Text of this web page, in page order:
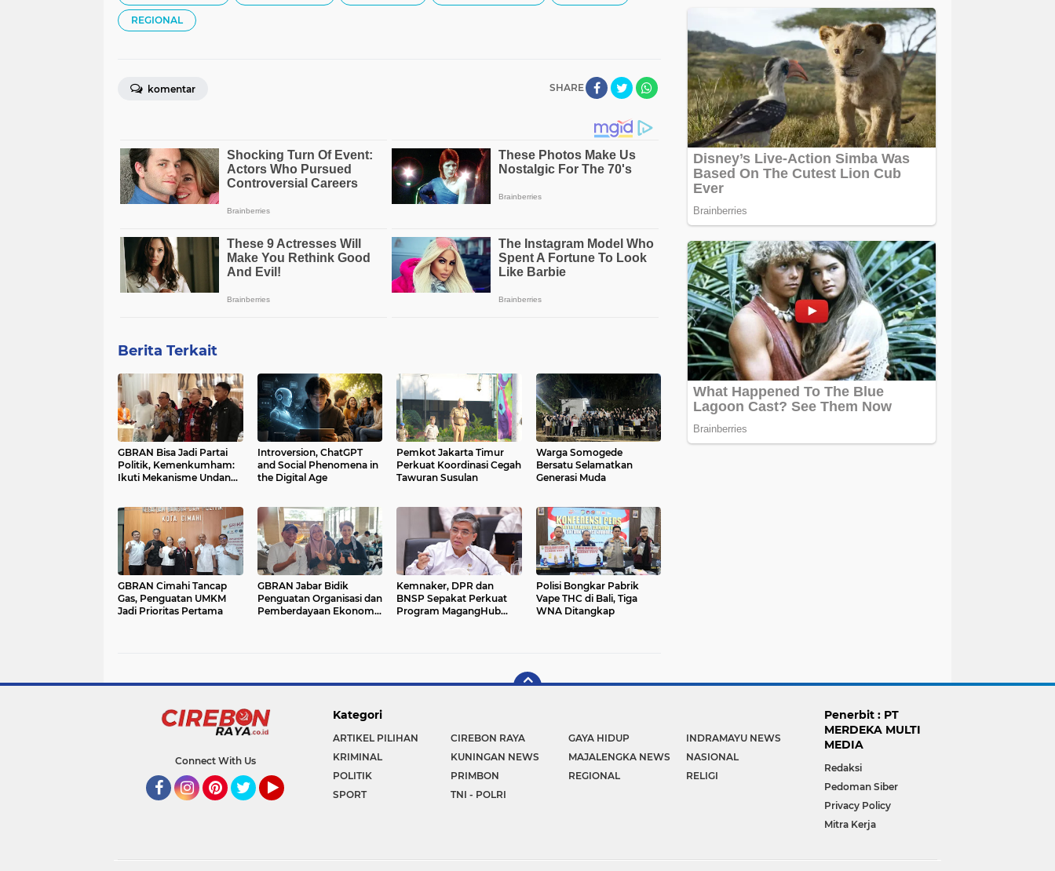
REGIONAL
SHARE
komentar
Berita Terkait
GBRAN Bisa Jadi Partai
Politik, Kemenkumham:
Ikuti Mekanisme Undang-
Introversion, ChatGPT
and Social Phenomena in
the Digital Age
Pemkot Jakarta Timur
Perkuat Koordinasi Cegah
Tawuran Susulan
Warga Somogede
Bersatu Selamatkan
Generasi Muda
GBRAN Cimahi Tancap
Gas, Penguatan UMKM
Jadi Prioritas Pertama
GBRAN Jabar Bidik
Penguatan Organisasi dan
Pemberdayaan Ekonomi
Kemnaker, DPR dan
BNSP Sepakat Perkuat
Program MagangHub
Polisi Bongkar Pabrik
Vape THC di Bali, Tiga
WNA Ditangkap
Connect With Us
Kategori
ARTIKEL PILIHAN CIREBON RAYA GAYA HIDUP
INDRAMAYU NEWS
KRIMINAL
KUNINGAN NEWS MAJALENGKA NEWS
NASIONAL
POLITIK
PRIMBON REGIONAL
RELIGI
SPORT
TNI - POLRI
Penerbit : PT
MERDEKA MULTI
MEDIA
Redaksi
Pedoman Siber
Privacy Policy
Mitra Kerja